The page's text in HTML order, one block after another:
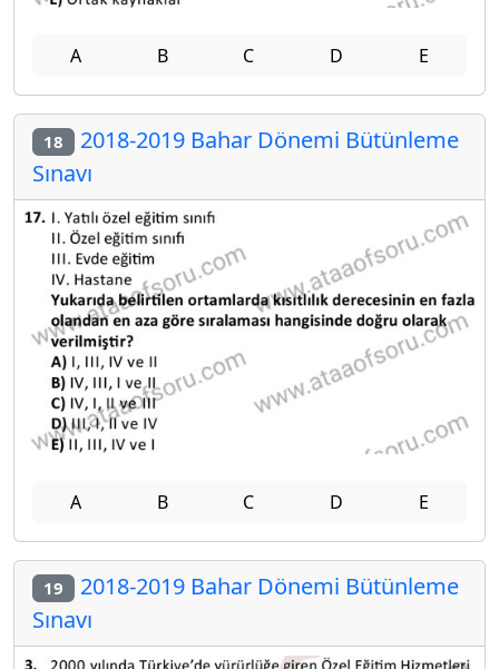
A B C D E
18 2018-2019 Bahar Dönemi Bütünleme
Sınavı
A B C D E
19 2018-2019 Bahar Dönemi Bütünleme
Sınavı